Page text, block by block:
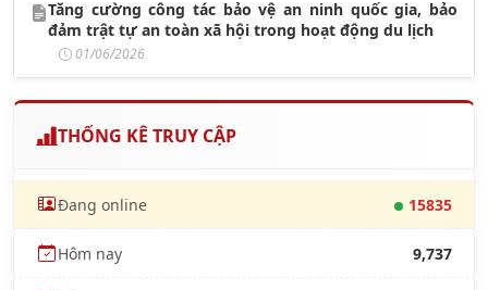
Tăng cường công tác bảo vệ an ninh quốc gia, bảo
đảm trật tự an toàn xã hội trong hoạt động du lịch
01/06/2026
THỐNG KÊ TRUY CẬP
Đang online 15835
Hôm nay 9,737